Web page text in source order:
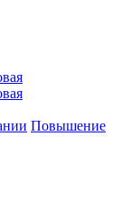
Повышение